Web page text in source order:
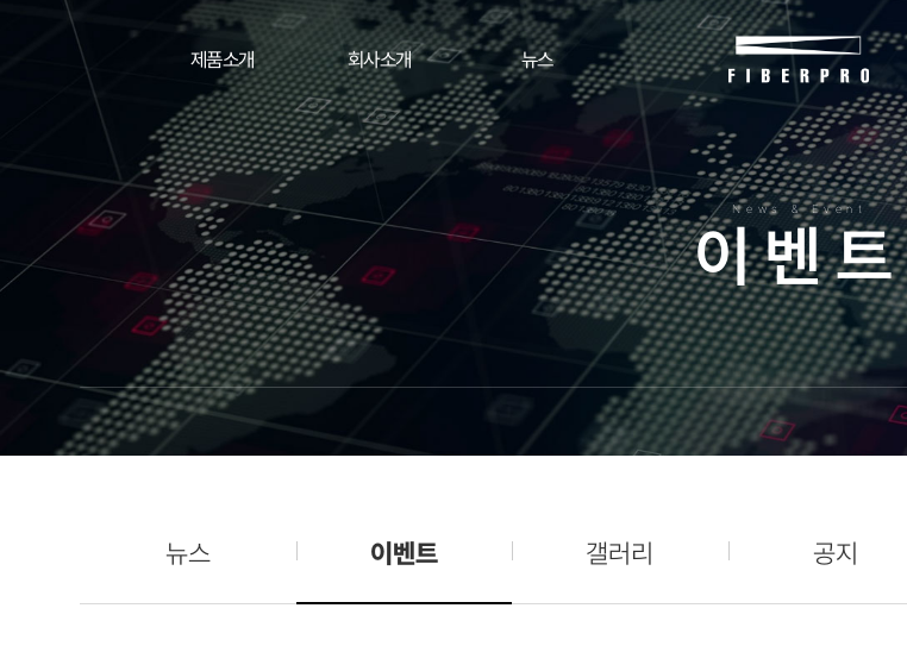
제품소개 회사소개 뉴스
News & Event
이벤트
뉴스 이벤트 갤러리 공지